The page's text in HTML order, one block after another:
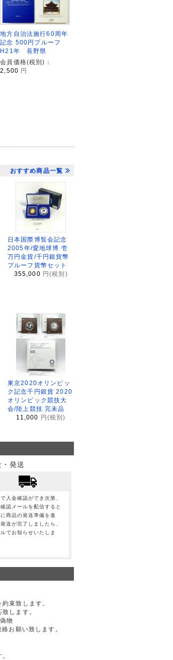
地方自治法施行60周年
記念 500円プルーフ
H21年 長野県
会員価格(税別)：
2,500 円
おすすめ商品一覧
日本国際博覧会記念
2005年/愛地球博 壱
万円金貨/千円銀貨幣
プルーフ貨幣セット
355,000 円(税別)
東京2020オリンピッ
ク記念千円銀貨 2020
オリンピック競技大
会/陸上競技 完未品
11,000 円(税別)
・発送
入金確認ができ次第、
確認メールを配信すると
に商品の発送準備を進
送が完了しましたら、
ルでお知らせいたしま
束致します。
します。
物
お願い致します。